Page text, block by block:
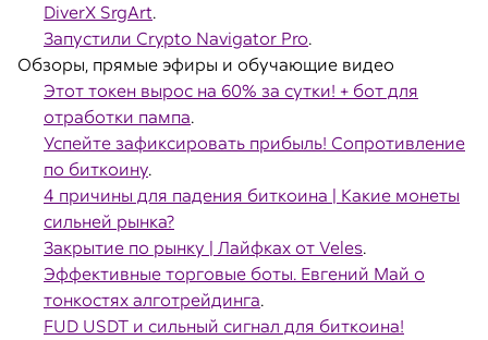
DiverX SrgArt.
Запустили Crypto Navigator Pro.
Обзоры, прямые эфиры и обучающие видео
Этот токен вырос на 60% за сутки! + бот для
отработки пампа.
Успейте зафиксировать прибыль! Сопротивление
по биткоину.
4 причины для падения биткоина | Какие монеты
сильней рынка?
Закрытие по рынку | Лайфках от Veles.
Эффективные торговые боты. Евгений Май о
тонкостях алготрейдинга.
FUD USDT и сильный сигнал для биткоина!